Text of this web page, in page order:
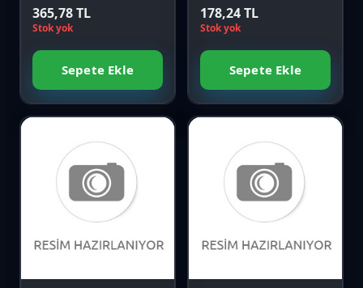
365,78 TL
Stok yok
Sepete Ekle
178,24 TL
Stok yok
Sepete Ekle
Favori
Karşılaştır
Favori
Karşılaştır